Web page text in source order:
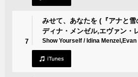
7
みせて、あなたを (『アナと
ディナ・メンゼル,エヴァン・
Show Yourself / Idina